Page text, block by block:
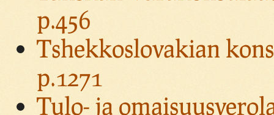
p.456
Tshekkoslovakian
p.1271
Tulo- ja